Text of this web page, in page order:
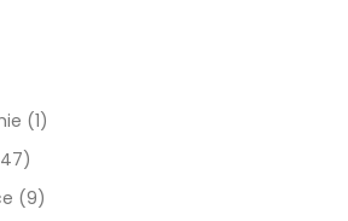
(1)
(9)